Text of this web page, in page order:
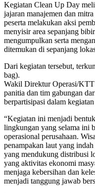
Kegiatan Clean Up Day
jajaran manajemen dan
peserta melakukan aksi
menyisir area sepanjang
mengumpulkan serta
ditemukan di sepanjang
Dari kegiatan tersebut,
bag).
Wakil Direktur Operasi/
panitia dan tim gabungan
berpartisipasi dalam
“Kegiatan ini menjadi
lingkungan yang selama ini
operasional perusahaan.
penampakan laut yang
yang mendukung distribusi
yang aktivitas ekonomi
menjaga kebersihan dan
menjadi tanggung jawab